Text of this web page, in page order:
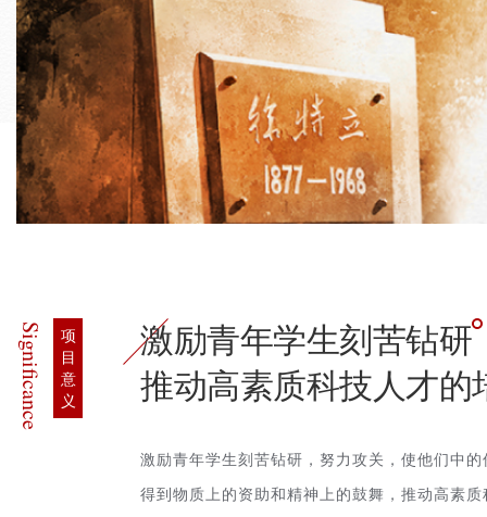
Significance
项
目
意
义
激励青年学生刻苦钻研
推动高素质科技人才的
激励青年学生刻苦钻研，努力攻关，使他们中
得到物质上的资助和精神上的鼓舞，推动高素